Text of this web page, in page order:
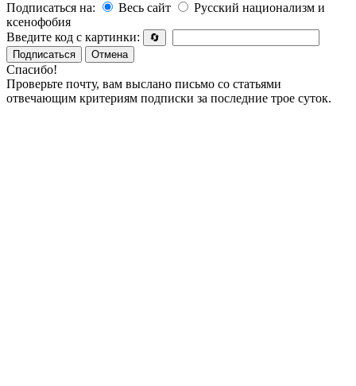
Подписаться на:
Весь сайт
Русский национализм и
ксенофобия
Введите код с картинки:
🔄
Подписаться
Отмена
Спасибо!
Проверьте почту, вам выслано письмо со статьями
отвечающим критериям подписки за последние трое суток.